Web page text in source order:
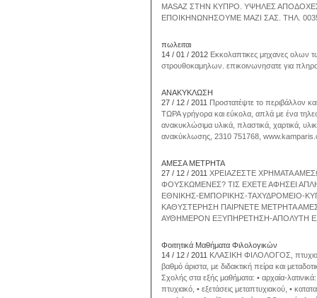
MASAZ ΣΤΗΝ ΚΥΠΡΟ. ΥΨΗΛΕΣ
ΕΠΟΙΚΗΝΩΝΗΣΟΥΜΕ ΜΑΖΙ ΣΑΣ. ΤΗΛ.
πωλειται
14 / 01 / 2012 Eκκολαπτικες μηχανες ολων
στρουθοκαμηλων. επικοινωνησατε για
ΑΝΑΚΥΚΛΩΣΗ
27 / 12 / 2011 Προστατέψτε το περιβάλλον
ΤΩΡΑ γρήγορα και εύκολα, απλά με ένα
ανακυκλώσιμα υλικά, πλαστικά, χαρτικά,
ανακύκλωσης, 2310 751768,
ΑΜΕΣΑ ΜΕΤΡΗΤΑ
27 / 12 / 2011 ΧΡΕΙΑΖΕΣΤΕ ΧΡΗΜΑΤΑ
ΦΟΥΣΚΩΜΕΝΕΣ? ΤΙΣ ΕΧΕΤΕ ΑΦΗΣΕΙ
EΘΝΙΚΗΣ-ΕΜΠΟΡΙΚΗΣ-ΤΑΧΥΔΡΟΜΕΙΟ-
ΚΑΘΥΣΤΕΡΗΣΗ ΠΑΙΡΝΕΤΕ ΜΕΤΡΗΤΑ
ΑΥΘΗΜΕΡΟΝ ΕΞΥΠΗΡΕΤΗΣΗ-ΑΠΟΛΥΤΗ
Φοιτητικά Μαθήματα Φιλολογικών
14 / 12 / 2011 ΚΛΑΣΙΚΗ ΦΙΛΟΛΟΓΟΣ,
βαθμό άριστα, με διδακτική πείρα και
Σχολής στα εξής μαθήματα: • αρχαία-
πτυχιακό, • εξετάσεις μεταπτυχιακού, •